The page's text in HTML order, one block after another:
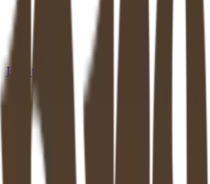
Locaties